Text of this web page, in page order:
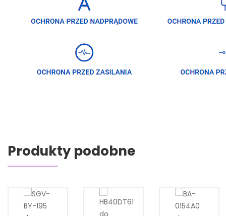
Produkty podobne